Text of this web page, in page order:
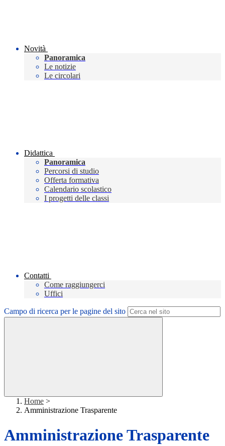
Novità
Panoramica
Le notizie
Le circolari
Didattica
Panoramica
Percorsi di studio
Offerta formativa
Calendario scolastico
I progetti delle classi
Contatti
Come raggiungerci
Uffici
Campo di ricerca per le pagine del sito
Home >
Amministrazione Trasparente
Amministrazione Trasparente